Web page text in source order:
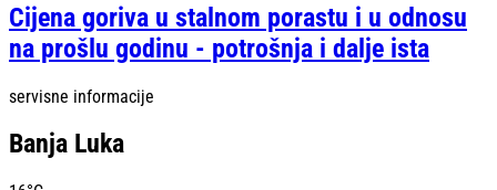
Cijena goriva u stalnom porastu i u odnosu
na prošlu godinu - potrošnja i dalje ista
servisne informacije
Banja Luka